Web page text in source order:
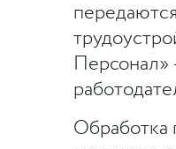
Персонал»
Обработка